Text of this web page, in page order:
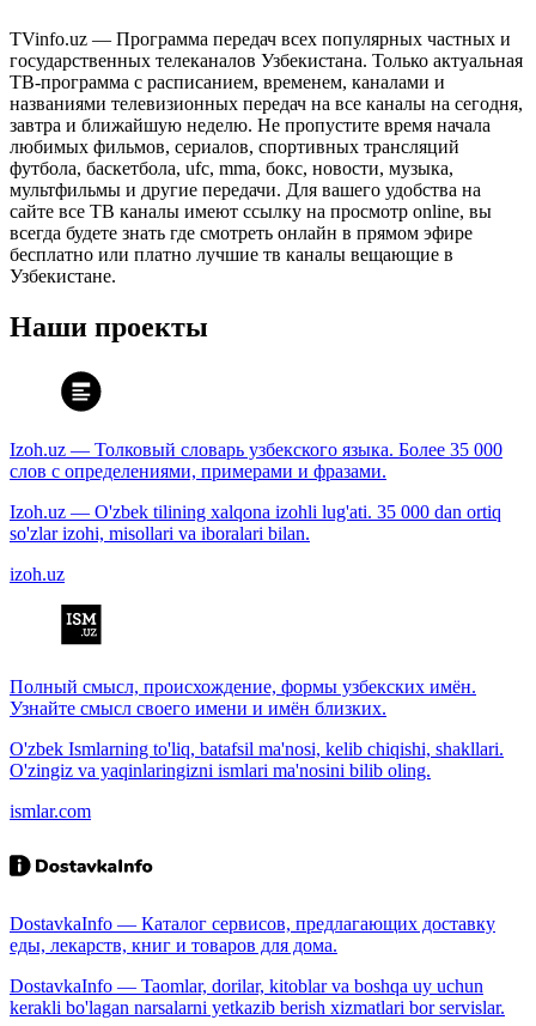
TVinfo.uz — Программа передач всех популярных частных и
государственных телеканалов Узбекистана. Только актуальная
ТВ-программа с расписанием, временем, каналами и
названиями телевизионных передач на все каналы на сегодня,
завтра и ближайшую неделю. Не пропустите время начала
любимых фильмов, сериалов, спортивных трансляций
футбола, баскетбола, ufc, mma, бокс, новости, музыка,
мультфильмы и другие передачи. Для вашего удобства на
сайте все ТВ каналы имеют ссылку на просмотр online, вы
всегда будете знать где смотреть онлайн в прямом эфире
бесплатно или платно лучшие тв каналы вещающие в
Узбекистане.
Наши проекты
Izoh.uz — Толковый словарь узбекского языка. Более 35 000
слов с определениями, примерами и фразами.
Izoh.uz — O'zbek tilining xalqona izohli lug'ati. 35 000 dan ortiq
so'zlar izohi, misollari va iboralari bilan.
izoh.uz
Полный смысл, происхождение, формы узбекских имён.
Узнайте смысл своего имени и имён близких.
O'zbek Ismlarning to'liq, batafsil ma'nosi, kelib chiqishi, shakllari.
O'zingiz va yaqinlaringizni ismlari ma'nosini bilib oling.
ismlar.com
DostavkaInfo — Каталог сервисов, предлагающих доставку
еды, лекарств, книг и товаров для дома.
DostavkaInfo — Taomlar, dorilar, kitoblar va boshqa uy uchun
kerakli bo'lagan narsalarni yetkazib berish xizmatlari bor servislar.